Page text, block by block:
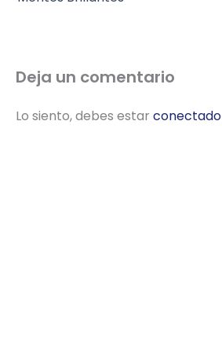
Deja un comentario
Lo siento, debes estar conectado